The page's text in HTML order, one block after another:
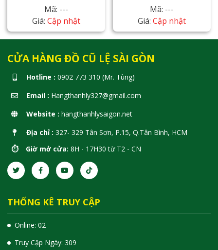
Mã: ---
Giá: Cập nhật
Mã: ---
Giá: Cập nhật
CỬA HÀNG ĐỒ CŨ LỆ SÀI GÒN
Hotline : 0902 773 310 (Mr. Tùng)
Email : Hangthanhly327@gmail.com
Website : hangthanhlysaigon.net
Địa chỉ : 327- 329 Tân Sơn, P.15, Q.Tân Bình, HCM
⏱️ Giờ mở cửa: 8H - 17H30 từ T2 - CN
THỐNG KÊ TRUY CẬP
Online: 02
Truy Cập Ngày: 309